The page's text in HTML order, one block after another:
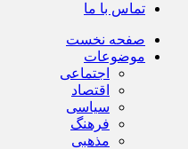
تماس با ما
صفحه نخست
موضوعات
اجتماعی
اقتصاد
سیاسی
فرهنگ
مذهبی